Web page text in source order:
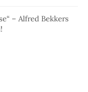
– Alfred Bekkers